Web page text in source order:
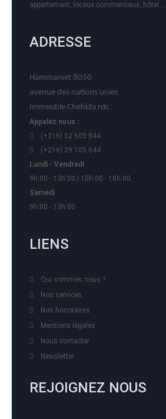
appartement, locaux commerciaux, hôtel….
ADRESSE
Hammamet 8050
avenue des nations unies
Immeuble Chehida rdc
Appelez nous :
(+216) 52 605 844
(+216) 29 105 844
Lundi - Vendredi
9h:00 - 13h:00 | 15h:00 - 18h:00
Samedi
9h:00 - 13h:00
LIENS
Qui sommes nous ?
Nos services
Nos honoraires
Mentions légales
Nous contacter
Newsletter
REJOIGNEZ NOUS